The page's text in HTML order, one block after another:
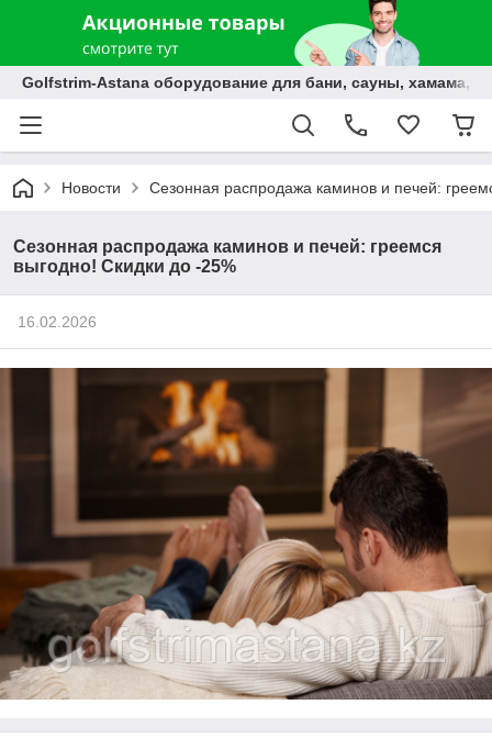
Golfstrim-Astana оборудование для бани, сауны, хамама,
Новости Сезонная распродажа каминов и печей:
Сезонная распродажа каминов и печей: греемся
выгодно! Скидки до -25%
16.02.2026